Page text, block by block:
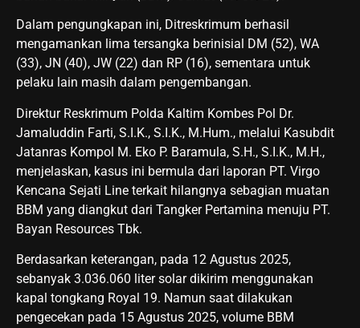
Dalam pengungkapan ini, Ditreskrimum berhasil
mengamankan lima tersangka berinisial DM (52), WA
(33), JN (40), JW (22) dan RP (16), sementara untuk
pelaku lain masih dalam pengembangan.
Direktur Reskrimum Polda Kaltim Kombes Pol Dr.
Jamaluddin Farti, S.I.K., S.I.K., M.Hum., melalui Kasubdit
Jatanras Kompol M. Eko P. Baramula, S.H., S.I.K., M.H.,
menjelaskan, kasus ini bermula dari laporan PT. Virgo
Kencana Sejati Line terkait hilangnya sebagian muatan
BBM yang diangkut dari Tangker Pertamina menuju PT.
Bayan Resources Tbk.
Berdasarkan keterangan, pada 12 Agustus 2025,
sebanyak 3.036.060 liter solar dikirim menggunakan
kapal tongkang Royal 19. Namun saat dilakukan
pengecekan pada 15 Agustus 2025, volume BBM